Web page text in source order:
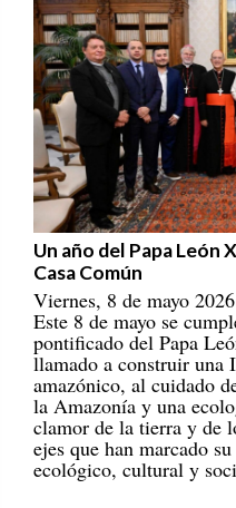
Un año del Papa León
Casa Común
Viernes, 8 de mayo 2026
Este 8 de mayo se
pontificado del Papa
llamado a construir una
amazónico, al cuidado
la Amazonía y una
clamor de la tierra y de
ejes que han marcado
ecológico, cultural y